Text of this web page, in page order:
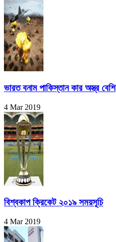
ভারত বনাম পাকিস্তান কার অস্ত্র বেশি
4 Mar 2019
বিশ্বকাপ ক্রিকেট ২০১৯ সময়সূচি
4 Mar 2019